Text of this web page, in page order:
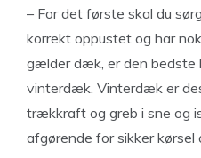
– For det første skal du
korrekt oppustet og har
gælder dæk, er den bedste
vinterdæk. Vinterdæk er
trækkraft og greb i sne og
afgørende for sikker kørsel